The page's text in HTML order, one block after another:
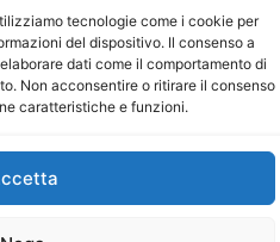
tecnologie come i cookie per
del dispositivo. Il consenso a
dati come il comportamento di
Non acconsentire o ritirare il consenso
caratteristiche e funzioni.